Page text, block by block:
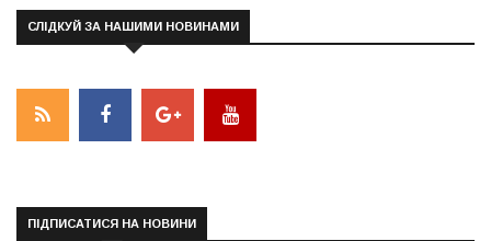
СЛІДКУЙ ЗА НАШИМИ НОВИНАМИ
ПІДПИСАТИСЯ НА НОВИНИ